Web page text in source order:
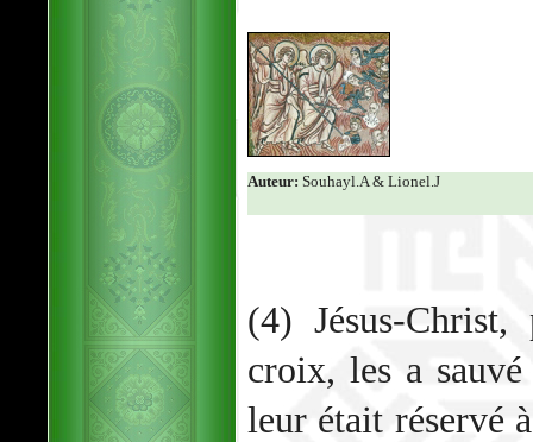
Auteur: Souhayl.A & Lionel.J
(4) Jésus-
croix, les a
leur était réservé